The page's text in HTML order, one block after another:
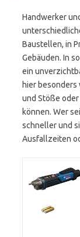
Handwerker
Baustellen, in
Gebäuden. In
ein
hier besonders
und Stöße
können. Wer
schneller und
Ausfallzeiten